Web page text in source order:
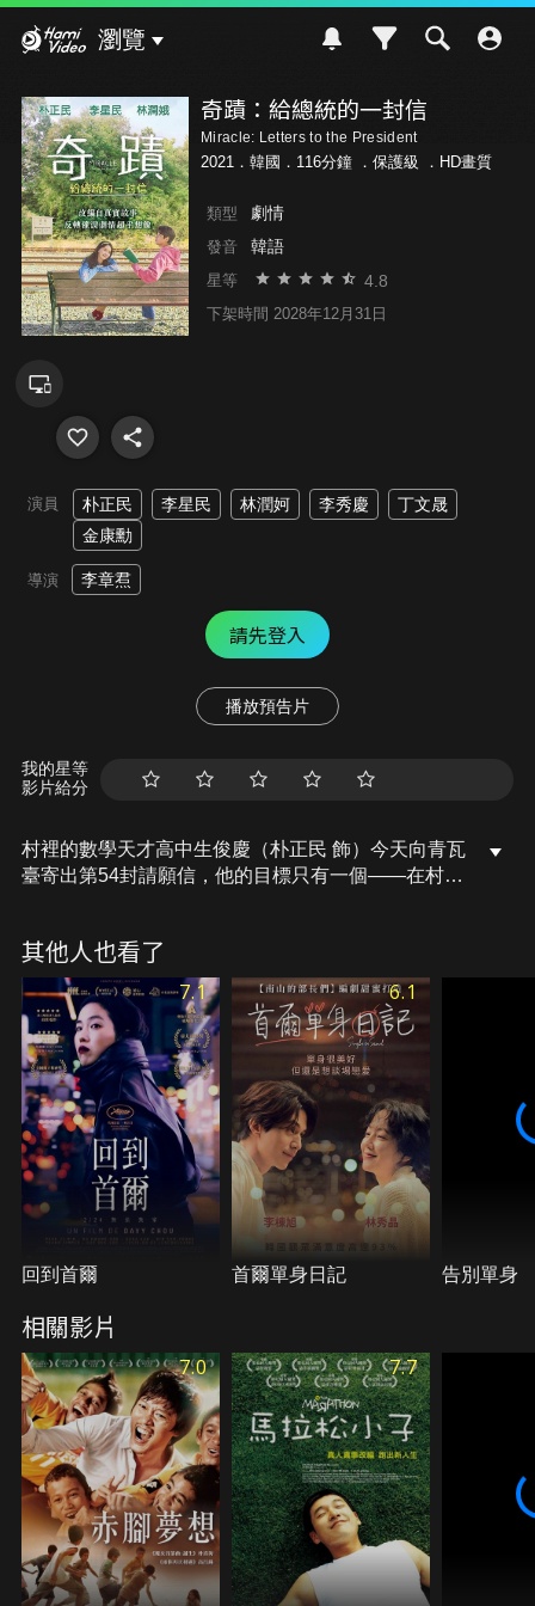
瀏覽
奇蹟：給總統的一封信
Miracle: Letters to the President
2021．韓國．116分鐘 ． 保護級 ．HD畫質
類型 劇情
發音 韓語
星等 4.8
下架時間 2028年12月31日
演員 朴正民 李星民 林潤妸 李秀慶
丁文晟
金康勳
導演 李章焄
請先登入
播放預告片
我的星等
影片給分
村裡的數學天才高中生俊慶（朴正民 飾）今天向青瓦
臺寄出第54封請願信，他的目標只有一個——在村莊
京（李秀慶 飾）與村民們，俊慶仍不放棄這個夢想。
自稱「女神」的羅熙（林潤妸 飾），被俊慶不凡的特
質所吸引，為了幫助他實現目標而一同努力，究竟兩
人是否能完成建立車站的夢想呢？
其他人也看了
7.1
回到首爾
6.1
首爾單身日記 告別單身
相關影片
7.0 7.7